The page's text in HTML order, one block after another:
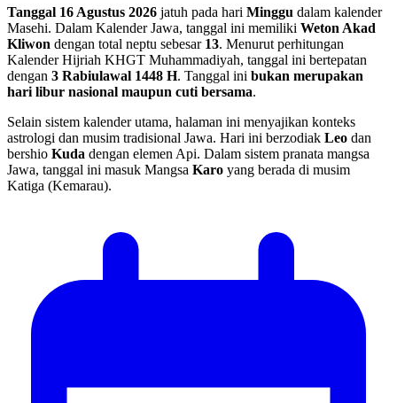
Tanggal 16 Agustus 2026 jatuh pada hari Minggu dalam kalender
Masehi. Dalam Kalender Jawa, tanggal ini memiliki Weton Akad
Kliwon dengan total neptu sebesar 13. Menurut perhitungan
Kalender Hijriah KHGT Muhammadiyah, tanggal ini bertepatan
dengan 3 Rabiulawal 1448 H. Tanggal ini bukan merupakan
hari libur nasional maupun cuti bersama.
Selain sistem kalender utama, halaman ini menyajikan konteks
astrologi dan musim tradisional Jawa. Hari ini berzodiak Leo dan
bershio Kuda dengan elemen Api. Dalam sistem pranata mangsa
Jawa, tanggal ini masuk Mangsa Karo yang berada di musim
Katiga (Kemarau).